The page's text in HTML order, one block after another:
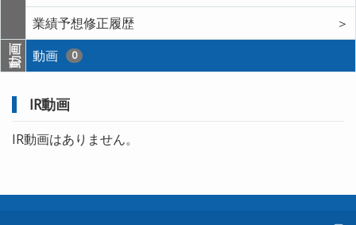
業績予想修正履歴
＞
動画 動画 0
IR動画
IR動画はありません。